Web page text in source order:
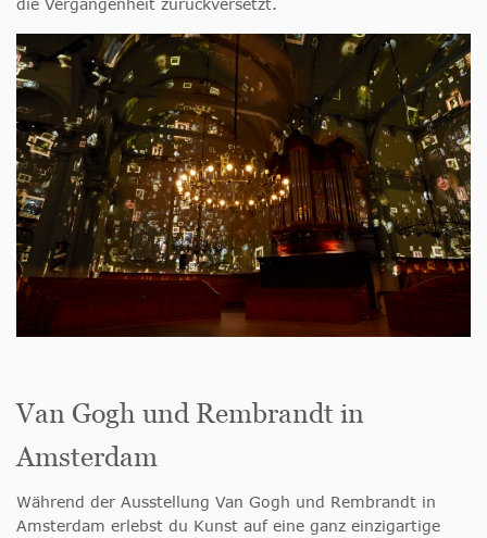
die Vergangenheit zurückversetzt.
Van Gogh und Rembrandt in
Amsterdam
Während der Ausstellung Van Gogh und Rembrandt in
Amsterdam erlebst du Kunst auf eine ganz einzigartige